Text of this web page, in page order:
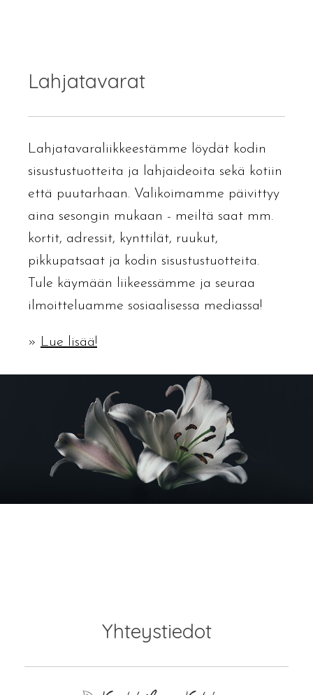
Lahjatavarat
Lahjatavaraliikkeestämme löydät kodin
sisustustuotteita ja lahjaideoita sekä kotiin
että puutarhaan. Valikoimamme päivittyy
aina sesongin mukaan - meiltä saat mm.
kortit, adressit, kynttilät, ruukut,
pikkupatsaat ja kodin sisustustuotteita.
Tule käymään liikeessämme ja seuraa
ilmoitteluamme sosiaalisessa mediassa!
» Lue lisää!
Yhteystiedot